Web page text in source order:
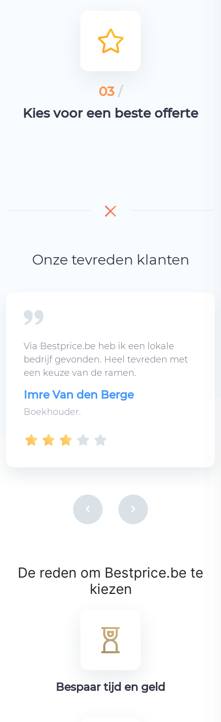
03 /
Kies voor een beste offerte
Onze tevreden klanten
Via Bestprice.be heb ik een lokale
bedrijf gevonden. Heel tevreden met
een keuze van de ramen.
Imre Van den Berge
Boekhouder.
De reden om Bestprice.be te
kiezen
Bespaar tijd en geld